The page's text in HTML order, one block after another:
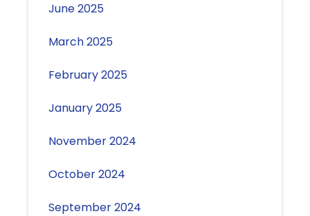
June 2025
March 2025
February 2025
January 2025
November 2024
October 2024
September 2024